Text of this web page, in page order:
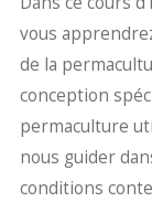
vous
de la
conception
permaculture
nous guider
conditions